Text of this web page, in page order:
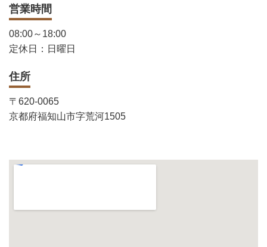
営業時間
08:00～18:00
定休日：日曜日
住所
〒620-0065
京都府福知山市字荒河1505